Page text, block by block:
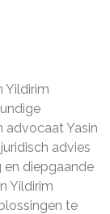
Yildirim
advocaat Yasin
advies
en diepgaande
Yildirim
te